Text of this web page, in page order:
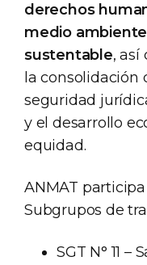
derechos
medio
sustentable, así
la consolidación
seguridad
y el desarrollo
equidad.
ANMAT
Subgrupos de
SGT N° 11 –